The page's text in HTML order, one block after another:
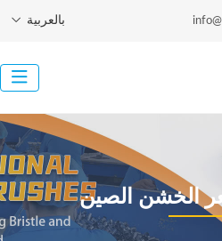
بالعربية
الخشن الصين